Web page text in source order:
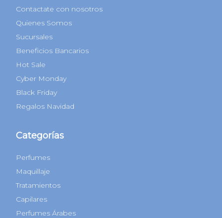
Contactate con nosotros
Quienes Somos
Sucursales
Beneficios Bancarios
Hot Sale
Cyber Monday
Black Friday
Regalos Navidad
Categorías
Perfumes
Maquillaje
Tratamientos
Capilares
Perfumes Árabes